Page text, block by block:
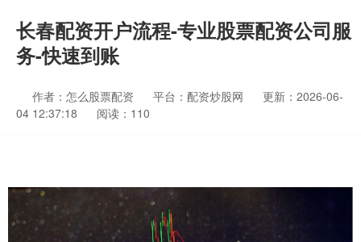
长春配资开户流程-专业股票配资公司服
务-快速到账
作者：怎么股票配资 平台：配资炒股网
更新：2026-06-
04 12:37:18
阅读：110